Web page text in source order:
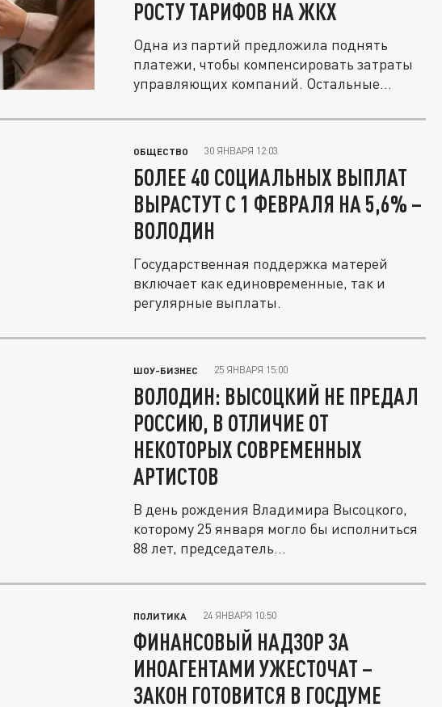
РОСТУ ТАРИФОВ НА ЖКХ
Одна из партий предложила поднять
платежи, чтобы компенсировать затраты
управляющих компаний. Остальные...
ОБЩЕСТВО 30 ЯНВАРЯ 12:03
БОЛЕЕ 40 СОЦИАЛЬНЫХ ВЫПЛАТ
ВЫРАСТУТ С 1 ФЕВРАЛЯ НА 5,6% –
ВОЛОДИН
Государственная поддержка матерей
включает как единовременные, так и
регулярные выплаты.
ШОУ-БИЗНЕС 25 ЯНВАРЯ 15:00
ВОЛОДИН: ВЫСОЦКИЙ НЕ ПРЕДАЛ
РОССИЮ, В ОТЛИЧИЕ ОТ
НЕКОТОРЫХ СОВРЕМЕННЫХ
АРТИСТОВ
В день рождения Владимира Высоцкого,
которому 25 января могло бы исполниться
88 лет, председатель...
ПОЛИТИКА 24 ЯНВАРЯ 10:50
ФИНАНСОВЫЙ НАДЗОР ЗА
ИНОАГЕНТАМИ УЖЕСТОЧАТ –
ЗАКОН ГОТОВИТСЯ В ГОСДУМЕ